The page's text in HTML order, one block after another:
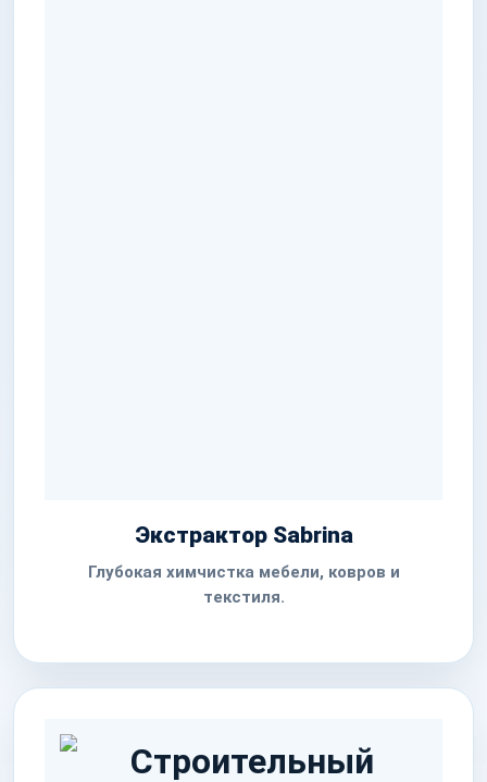
Экстрактор Sabrina
Глубокая химчистка мебели, ковров и
текстиля.